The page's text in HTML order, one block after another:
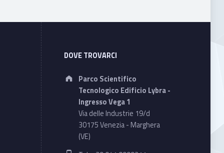
DOVE TROVARCI
Address:
Parco Scientifico
Tecnologico Edificio Lybra -
Ingresso Vega 1
Via delle Industrie 19/d
30175 Venezia - Marghera
(VE)